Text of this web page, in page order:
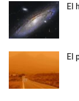
El
El